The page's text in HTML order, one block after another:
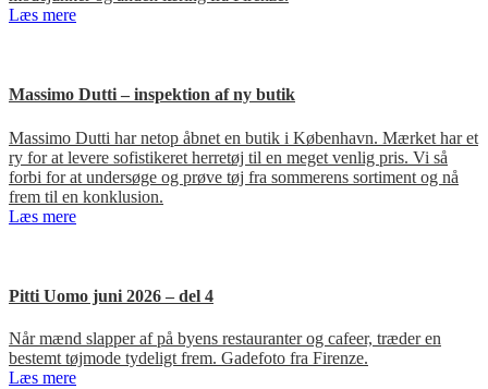
Læs mere
Massimo Dutti – inspektion af ny butik
Massimo Dutti har netop åbnet en butik i København. Mærket har et
ry for at levere sofistikeret herretøj til en meget venlig pris. Vi så
forbi for at undersøge og prøve tøj fra sommerens sortiment og nå
frem til en konklusion.
Læs mere
Pitti Uomo juni 2026 – del 4
Når mænd slapper af på byens restauranter og cafeer, træder en
bestemt tøjmode tydeligt frem. Gadefoto fra Firenze.
Læs mere